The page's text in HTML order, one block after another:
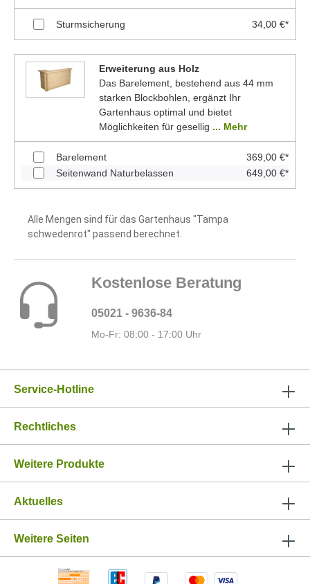
Sturmsicherung 34,00 €*
Erweiterung aus Holz
Das Barelement, bestehend aus 44 mm
starken Blockbohlen, ergänzt Ihr
Gartenhaus optimal und bietet
Möglichkeiten für gesellig ... Mehr
Barelement
369,00 €*
Seitenwand Naturbelassen
649,00 €*
Alle Mengen sind für das Gartenhaus "Tampa
schwedenrot" passend berechnet.
Kostenlose Beratung
05021 - 9636-84
Mo-Fr: 08:00 - 17:00 Uhr
Service-Hotline
Rechtliches
Weitere Produkte
Aktuelles
Weitere Seiten